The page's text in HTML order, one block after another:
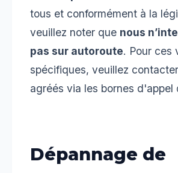
tous et conformément à la
veuillez noter que nous
pas sur autoroute. Pour ces
spécifiques, veuillez
agréés via les bornes d'appel
Dépannage de